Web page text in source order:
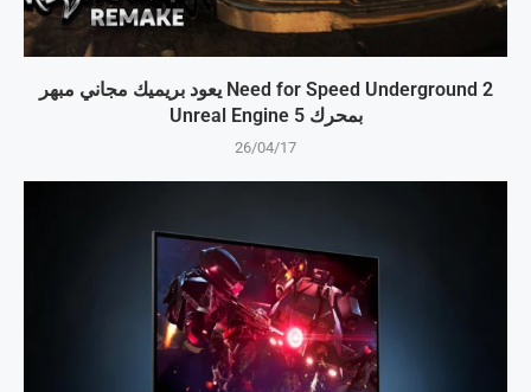
Need for Speed Underground 2 يعود بريميك مجاني مبهر
بمحرك Unreal Engine 5
26/04/17